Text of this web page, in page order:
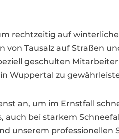
rechtzeitig auf winterliche
Tausalz auf Straßen
geschulten
Wuppertal zu
an, um im Ernstfall
bei starkem
unserem professionellen